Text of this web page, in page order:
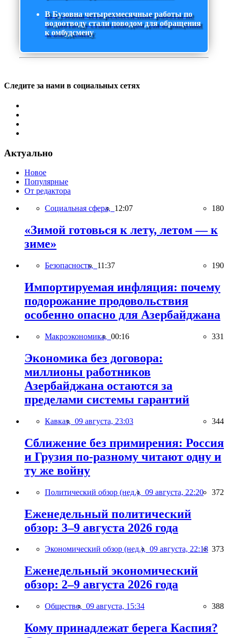
В Бузовна четырехмесячные работы по
водоотводу стали поводом для обращения
к омбудсмену
Следите за нами в социальных сетях
Актуально
Новое
Популярные
От редактора
Социальная сфера, 12:07 180
«Зимой готовься к лету, летом — к
зиме»
Безопасность, 11:37 190
Импортируемая инфляция: почему
подорожание продовольствия
особенно опасно для Азербайджана
Макроэкономика, 00:16 331
Экономика без договора:
миллионы работников
Азербайджана остаются за
пределами системы гарантий
Кавказ, 09 августа, 23:03 344
Сближение без примирения: Россия
и Грузия по-разному читают одну и
ту же войну
Политический обзор (нед.), 09 августа, 22:20 372
Еженедельный политический
обзор: 3–9 августа 2026 года
Экономический обзор (нед.), 09 августа, 22:18 373
Еженедельный экономический
обзор: 2–9 августа 2026 года
Общество, 09 августа, 15:34 388
Кому принадлежат берега Каспия?